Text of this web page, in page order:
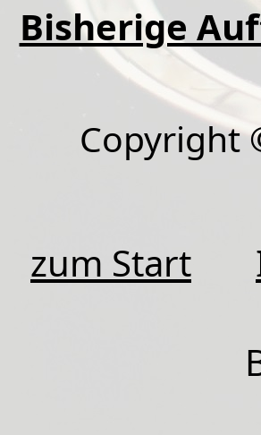
Bisherige
Copyright
zum Start